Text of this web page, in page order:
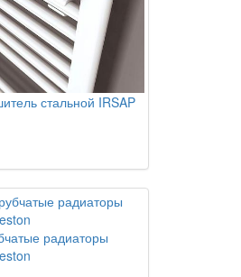
стальной IRSAP
радиаторы